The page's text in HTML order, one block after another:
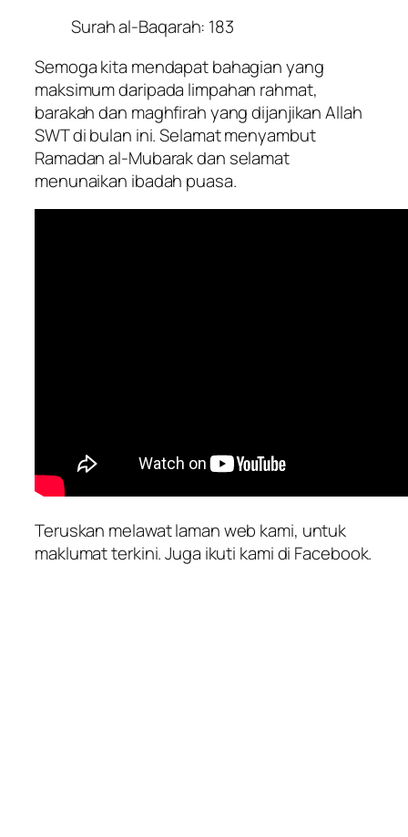
Surah al-Baqarah: 183
Semoga kita mendapat bahagian yang
maksimum daripada limpahan rahmat,
barakah dan maghfirah yang dijanjikan Allah
SWT di bulan ini. Selamat menyambut
Ramadan al-Mubarak dan selamat
menunaikan ibadah puasa.
Teruskan melawat laman web kami, untuk
maklumat terkini. Juga ikuti kami di Facebook.